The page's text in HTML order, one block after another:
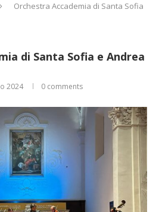
Orchestra Accademia di Santa Sofia
di Santa Sofia e Andrea
2024 0 comments